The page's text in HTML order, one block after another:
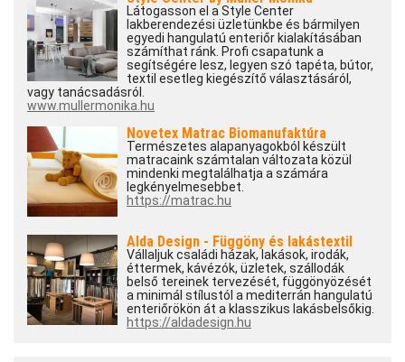
Látogasson el a Style Center
lakberendezési üzletünkbe és bármilyen
egyedi hangulatú enteriőr kialakításában
számíthat ránk. Profi csapatunk a
segítségére lesz, legyen szó tapéta, bútor,
textil esetleg kiegészítő választásáról,
vagy tanácsadásról.
www.mullermonika.hu
Novetex Matrac Biomanufaktúra
Természetes alapanyagokból készült
matracaink számtalan változata közül
mindenki megtalálhatja a számára
legkényelmesebbet.
https://matrac.hu
Alda Design - Függöny és lakástextil
Vállaljuk családi házak, lakások, irodák,
éttermek, kávézók, üzletek, szállodák
belső tereinek tervezését, függönyözését
a minimál stílustól a mediterrán hangulatú
enteriőrökön át a klasszikus lakásbelsőkig.
https://aldadesign.hu